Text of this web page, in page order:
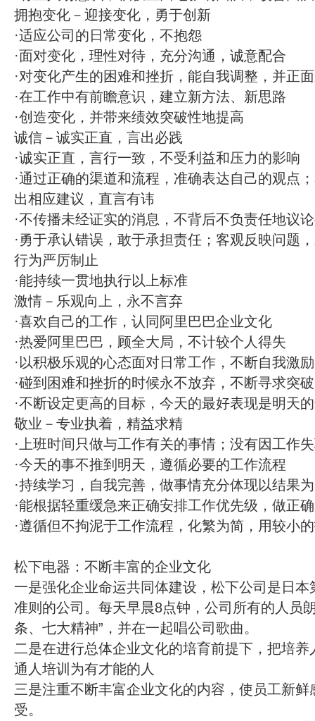
拥抱变化－迎接变化，勇于创新
·适应公司的日常变化，不抱怨
·面对变化，理性对待，充分沟通，诚意配合
·对变化产生的困难和挫折，能自我调整，并正
·在工作中有前瞻意识，建立新方法、新思路
·创造变化，并带来绩效突破性地提高
诚信－诚实正直，言出必践
·诚实正直，言行一致，不受利益和压力的影响
·通过正确的渠道和流程，准确表达自己的观点
出相应建议，直言有讳
·不传播未经证实的消息，不背后不负责任地议
·勇于承认错误，敢于承担责任；客观反映问题
行为严厉制止
·能持续一贯地执行以上标准
激情－乐观向上，永不言弃
·喜欢自己的工作，认同阿里巴巴企业文化
·热爱阿里巴巴，顾全大局，不计较个人得失
·以积极乐观的心态面对日常工作，不断自我激
·碰到困难和挫折的时候永不放弃，不断寻求突
·不断设定更高的目标，今天的最好表现是明天
敬业－专业执着，精益求精
·上班时间只做与工作有关的事情；没有因工作
·今天的事不推到明天，遵循必要的工作流程
·持续学习，自我完善，做事情充分体现以结果
·能根据轻重缓急来正确安排工作优先级，做正
·遵循但不拘泥于工作流程，化繁为简，用较小
松下电器：不断丰富的企业文化
一是强化企业命运共同体建设，松下公司是日
准则的公司。每天早晨8点钟，公司所有的人员
条、七大精神”，并在一起唱公司歌曲。
二是在进行总体企业文化的培育前提下，把培
通人培训为有才能的人
三是注重不断丰富企业文化的内容，使员工新
受。